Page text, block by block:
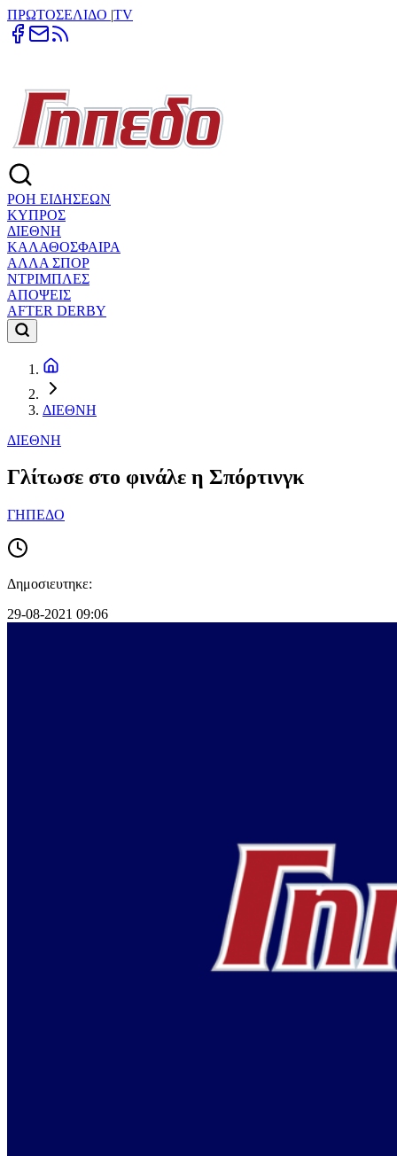
ΠΡΩΤΟΣΕΛΙΔΟ |TV
ΡΟΗ ΕΙΔΗΣΕΩΝ
ΚΥΠΡΟΣ
ΔΙΕΘΝΗ
ΚΑΛΑΘΟΣΦΑΙΡΑ
ΑΛΛΑ ΣΠΟΡ
ΝΤΡΙΜΠΛΕΣ
ΑΠΟΨΕΙΣ
AFTER DERBY
ΔΙΕΘΝΗ
ΔΙΕΘΝΗ
Γλίτωσε στο φινάλε η Σπόρτινγκ
ΓΗΠΕΔΟ
Δημοσιευτηκε:
29-08-2021 09:06